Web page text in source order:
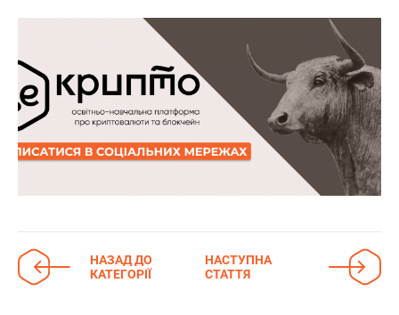
НАЗАД ДО
КАТЕГОРІЇ
НАСТУПНА
СТАТТЯ